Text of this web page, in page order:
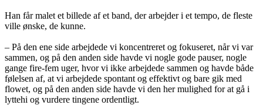
Han får malet et billede af et band, der arbejder i et tempo, de fleste
ville ønske, de kunne.
– På den ene side arbejdede vi koncentreret og fokuseret, når vi var
sammen, og på den anden side havde vi nogle gode pauser, nogle
gange fire-fem uger, hvor vi ikke arbejdede sammen og havde både
følelsen af, at vi arbejdede spontant og effektivt og bare gik med
flowet, og på den anden side havde vi den her mulighed for at gå i
lyttehi og vurdere tingene ordentligt.